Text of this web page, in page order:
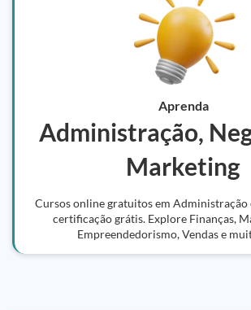
Aprenda
Administração,
Marketing
Cursos online gratuitos em Administração
certificação grátis. Explore Finanças,
Empreendedorismo, Vendas e